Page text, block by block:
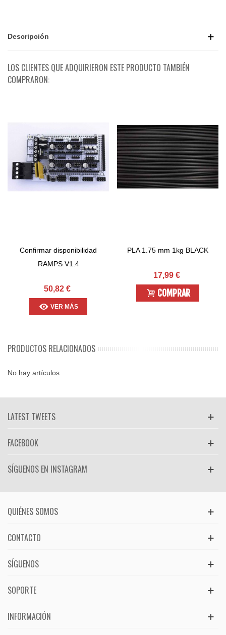
Descripción
LOS CLIENTES QUE ADQUIRIERON ESTE PRODUCTO TAMBIÉN
COMPRARON:
Confirmar disponibilidad
RAMPS V1.4
50,82 €
VER MÁS
PLA 1.75 mm 1kg BLACK
17,99 €
COMPRAR
PRODUCTOS RELACIONADOS
No hay artículos
LATEST TWEETS
FACEBOOK
SÍGUENOS EN INSTAGRAM
QUIÉNES SOMOS
CONTACTO
SÍGUENOS
SOPORTE
INFORMACIÓN